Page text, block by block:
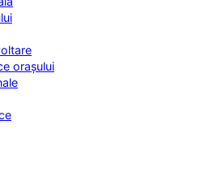
orașului